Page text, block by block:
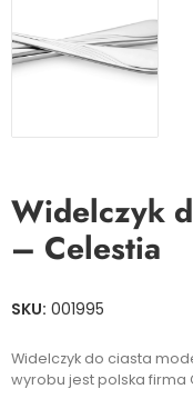
Widelczyk
– Celestia
SKU: 001995
Widelczyk do ciasta
wyrobu jest polska firma